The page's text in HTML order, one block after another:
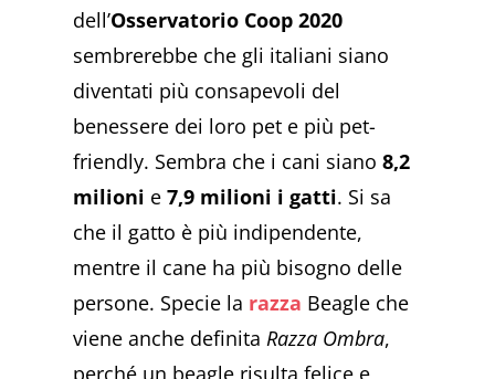
dell’Osservatorio Coop 2020
sembrerebbe che gli italiani siano
diventati più consapevoli del
benessere dei loro pet e più pet-
friendly. Sembra che i cani siano 8,2
milioni e7,9 milioni i gatti. Si sa
che il gatto è più indipendente,
mentre il cane ha più bisogno delle
persone. Specie la razza Beagle che
viene anche definitaRazza Ombra,